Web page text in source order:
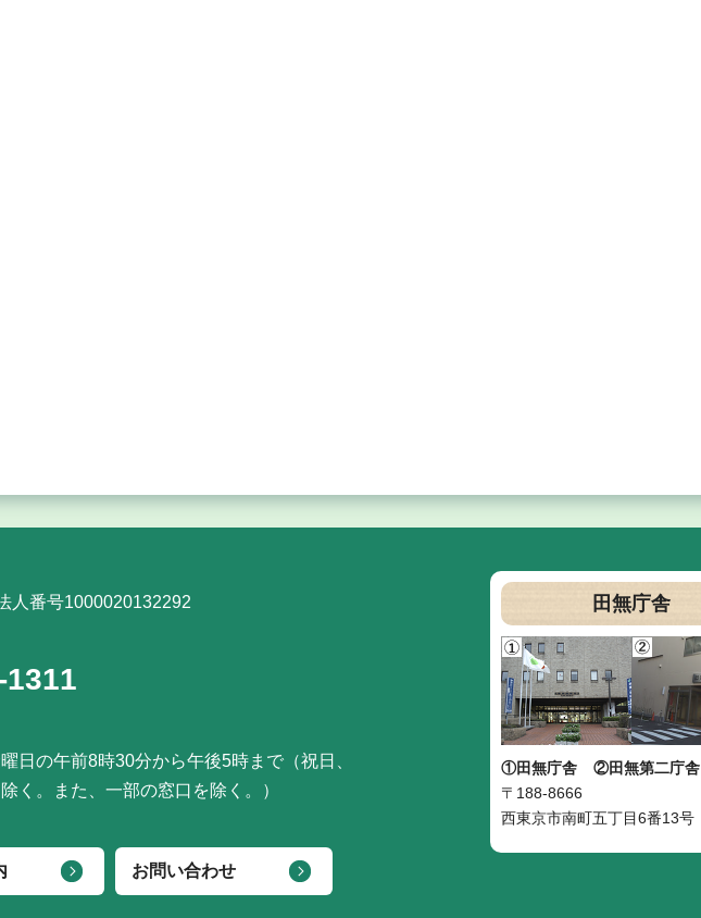
人番号1000020132292
1311
日の午前8時30分から午後5時まで（祝日、
く。また、一部の窓口を除く。）
お問い合わせ
田無庁舎
①田無庁舎
②田無第二庁舎
〒188-8666
西東京市南町五丁目6番13号